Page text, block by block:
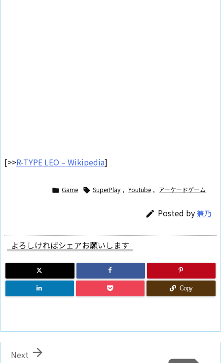
[>>R-TYPE LEO – Wikipedia]
 Game  SuperPlay , Youtube , アーケードゲーム
 Posted by兼乃
よろしければシェアお願いします
Copy

Next